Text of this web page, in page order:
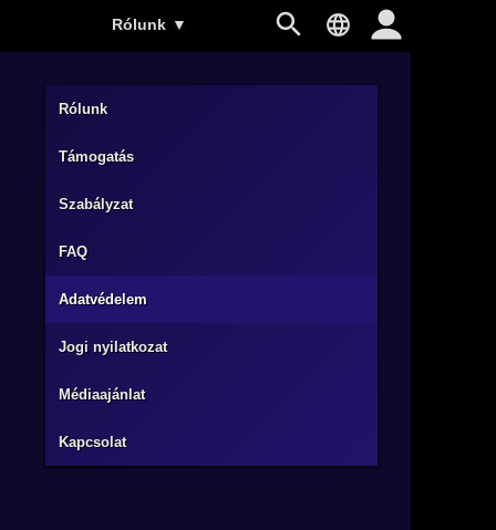
Rólunk ▼
Rólunk
Támogatás
Szabályzat
FAQ
Adatvédelem
Jogi nyilatkozat
Médiaajánlat
Kapcsolat